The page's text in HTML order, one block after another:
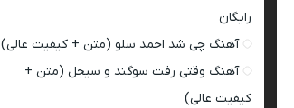
رایگان
آهنگ چی شد احمد سلو (متن + کیفیت عالی)
آهنگ وقتی رفت سوگند و سیجل (متن +
کیفیت عالی)